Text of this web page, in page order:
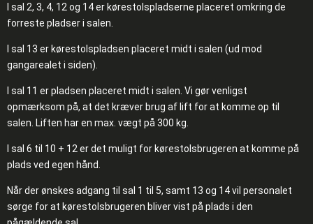
I sal 2, 3, 4, 12 og 14 er kørestolspladserne placeret omkring de
forreste pladser i salen.
I sal 13 er kørestolspladsen placeret midt i salen (ud mod
gangarealet i siden).
I sal 11 er pladsen placeret midt i salen. Vi gør venligst
opmærksom på, at det kræver brug af lift for at komme op til
salen. Liften har en max. vægt på 300 kg.
I sal 6 til 10 + 12 er det muligt for kørestolsbrugeren at komme på
plads ved egen hånd.
Når der ønskes adgang til sal 1 til 5, samt 13 og 14 vil personalet
sørge for at kørestolsbrugeren bliver vist på plads i den